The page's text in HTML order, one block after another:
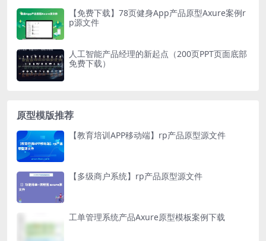
【免费下载】78页健身App产品原型Axure案例r
p源文件
人工智能产品经理的新起点（200页PPT页面底部
免费下载）
原型模版推荐
【教育培训APP移动端】rp产品原型源文件
【多级商户系统】rp产品原型源文件
工单管理系统产品Axure原型模板案例下载